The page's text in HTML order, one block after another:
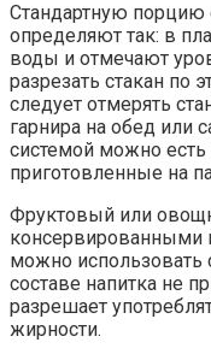
Стандартную порцию
определяют так: в
воды и отмечают
разрезать стакан по
следует отмерять
гарнира на обед или
системой можно
приготовленные на
Фруктовый или
консервированными
можно использовать
составе напитка не
разрешает
жирности.